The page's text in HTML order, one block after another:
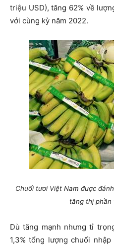
triệu USD), tăng 62% về
với cùng kỳ năm 2022.
Chuối tươi Việt Nam được
tăng thị phần
Dù tăng mạnh nhưng tỉ
1,3% tổng lượng chuối